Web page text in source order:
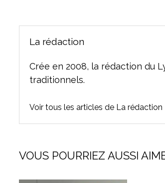
La rédaction
Crée en 2008, la rédaction du
traditionnels.
Voir tous les articles de La
VOUS POURRIEZ AUSSI